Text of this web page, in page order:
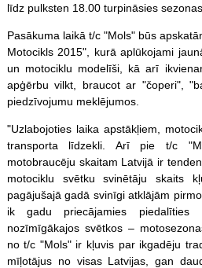
līdz pulksten 18.00 turpināsies
Pasākuma laikā t/c "Mols" būs
Motocikls 2015", kurā aplūkojami
un motociklu modelīši, kā arī
apģērbu vilkt, braucot ar "čoperi",
piedzīvojumu meklējumos.
"Uzlabojoties laika apstākļiem,
transporta līdzekli. Arī pie t/c
motobraucēju skaitam Latvijā ir
motociklu svētku svinētāju skaits
pagājušajā gadā svinīgi atklājām
ik gadu priecājamies piedalīties
nozīmīgākajos svētkos –
no t/c "Mols" ir kļuvis par ikgadēju
mīļotājus no visas Latvijas, gan